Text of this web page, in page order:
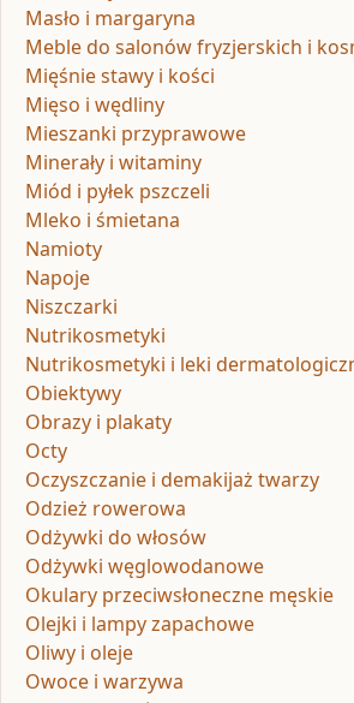
Masło i margaryna
Meble do salonów fryzjerskich i
Mięśnie stawy i kości
Mięso i wędliny
Mieszanki przyprawowe
Minerały i witaminy
Miód i pyłek pszczeli
Mleko i śmietana
Namioty
Napoje
Niszczarki
Nutrikosmetyki
Nutrikosmetyki i leki
Obiektywy
Obrazy i plakaty
Octy
Oczyszczanie i demakijaż twarzy
Odzież rowerowa
Odżywki do włosów
Odżywki węglowodanowe
Okulary przeciwsłoneczne męskie
Olejki i lampy zapachowe
Oliwy i oleje
Owoce i warzywa